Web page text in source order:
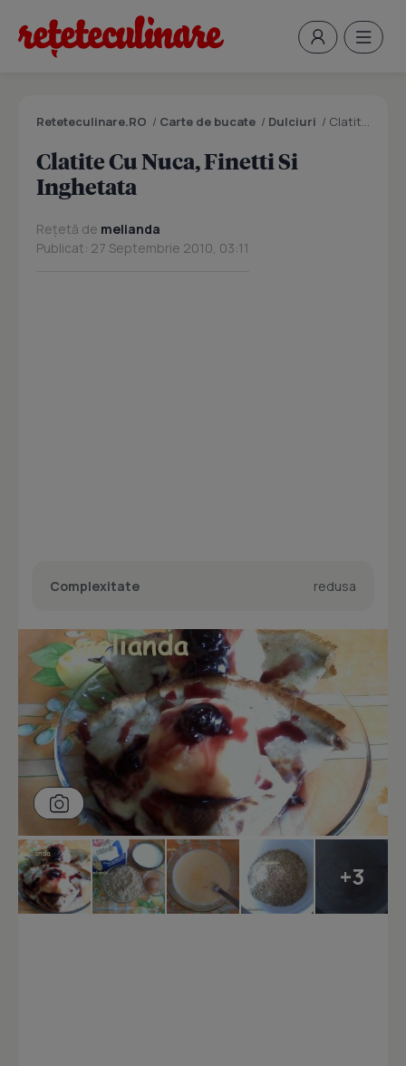
Reteteculinare.RO / Carte de bucate / Dulciuri / Clatite Cu Nuca, Finetti Si Inghetata
Clatite Cu Nuca, Finetti Si
Inghetata
Rețetă de melianda
Publicat: 27 Septembrie 2010, 03:11
Complexitate redusa
+3